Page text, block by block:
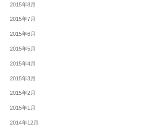
2015年8月
2015年7月
2015年6月
2015年5月
2015年4月
2015年3月
2015年2月
2015年1月
2014年12月